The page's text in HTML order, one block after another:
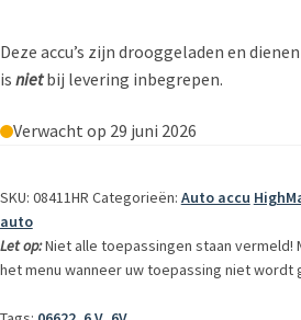
Deze accu’s zijn drooggeladen en
is nietbij levering inbegrepen.
Verwacht op 29 juni 2026
SKU: 08411HR Categorieën: Auto accu
auto
Let op:Niet alle toepassingen staan
het menu wanneer uw toepassing niet wordt